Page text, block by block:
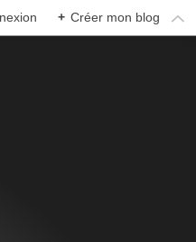
+ Créer mon blog